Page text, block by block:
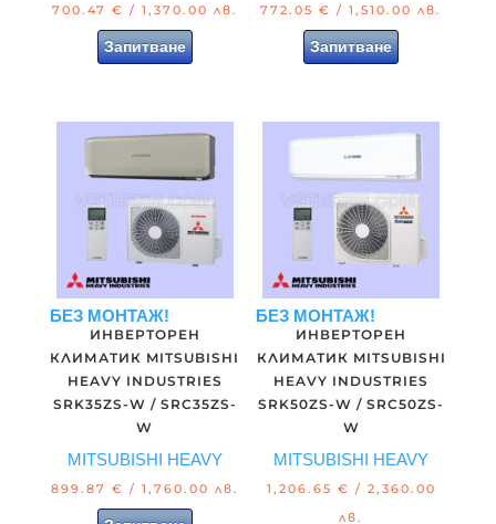
700.47 € / 1,370.00 лв.
Запитване
772.05€ / 1,510.00 лв.
Запитване
БЕЗ МОНТАЖ!
ИНВЕРТОРЕН
КЛИМАТИК MITSUBISHI
HEAVY INDUSTRIES
SRK35ZS-W / SRC35ZS-
W
MITSUBISHI HEAVY
899.87 € / 1,760.00 лв.
БЕЗ МОНТАЖ!
ИНВЕРТОРЕН
КЛИМАТИК MITSUBISHI
HEAVY INDUSTRIES
SRK50ZS-W / SRC50ZS-
W
MITSUBISHI HEAVY
1,206.65 € / 2,360.00
лв.